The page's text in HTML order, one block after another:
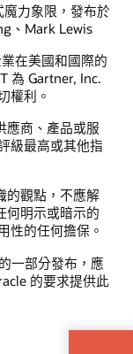
魔力象限，發布於
、Mark Lewis
在美國和國際的
為 Gartner, Inc.
權利。
應商、產品或服
級最高或其他指
的觀點，不應解
何明示或暗示的
性的任何擔保。
一部分發布，應
的要求提供此